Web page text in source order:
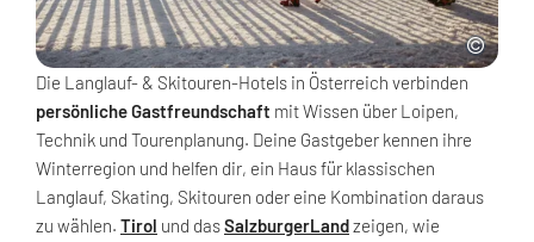
Die Langlauf- & Skitouren-Hotels in Österreich verbinden
persönliche Gastfreundschaft mit Wissen über Loipen,
Technik und Tourenplanung. Deine Gastgeber kennen ihre
Winterregion und helfen dir, ein Haus für klassischen
Langlauf, Skating, Skitouren oder eine Kombination daraus
zu wählen. Tirol und dasSalzburgerLandzeigen, wie